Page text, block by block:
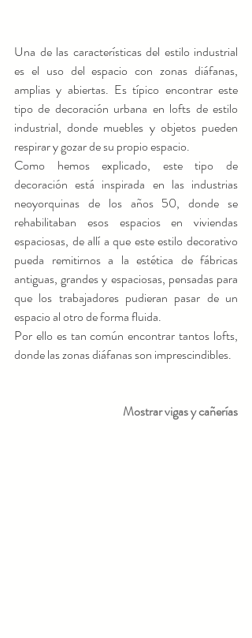
Una de las características del estilo industrial
es el uso del espacio con zonas diáfanas,
amplias y abiertas. Es típico encontrar este
tipo de decoración urbana en lofts de estilo
industrial, donde muebles y objetos pueden
respirar y gozar de su propio espacio.
Como hemos explicado, este tipo de
decoración está inspirada en las industrias
neoyorquinas de los años 50, donde se
rehabilitaban esos espacios en viviendas
espaciosas, de allí a que este estilo decorativo
pueda remitirnos a la estética de fábricas
antiguas, grandes y espaciosas, pensadas para
que los trabajadores pudieran pasar de un
espacio al otro de forma fluida.
Por ello es tan común encontrar tantos lofts,
donde las zonas diáfanas son imprescindibles.
Mostrar vigas y cañerías